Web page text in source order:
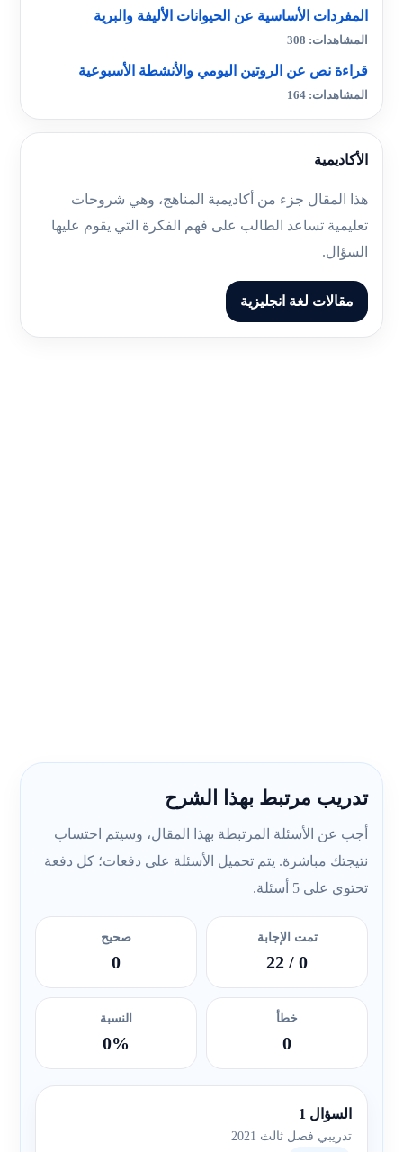
المفردات الأساسية عن الحيوانات الأليفة والبرية
المشاهدات: 308
قراءة نص عن الروتين اليومي والأنشطة الأسبوعية
المشاهدات: 164
الأكاديمية
هذا المقال جزء من أكاديمية المناهج، وهي شروحات
تعليمية تساعد الطالب على فهم الفكرة التي يقوم عليها
السؤال.
مقالات لغة انجليزية
تدريب مرتبط بهذا الشرح
أجب عن الأسئلة المرتبطة بهذا المقال، وسيتم احتساب
نتيجتك مباشرة. يتم تحميل الأسئلة على دفعات؛ كل دفعة
تحتوي على 5 أسئلة.
تمت الإجابة
0
/ 22
صحيح
0
خطأ
0
النسبة
0%
السؤال 1
تدريبي فصل ثالث 2021